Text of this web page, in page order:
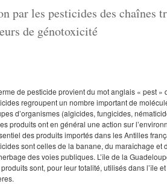
par les pesticides des
de génotoxicité
de pesticide provient du mot anglais « pest
regroupent un nombre important de
d’organismes (algicides, fungicides,
produits ont en général une action sur
des produits importés dans les Antilles
sont celles de la banane, du maraîchage
des voies publiques. L’île de la
sont, pour leur totalité, utilisés dans l’île